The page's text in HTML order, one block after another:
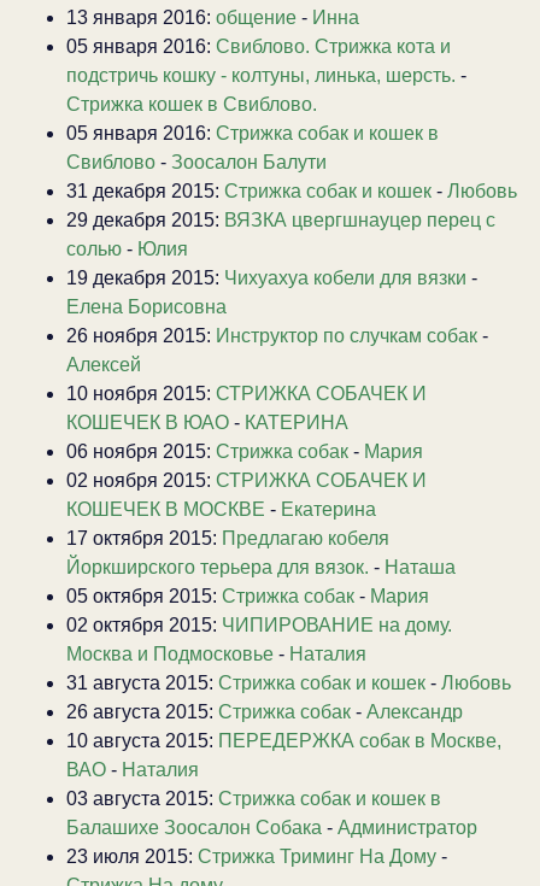
13 января 2016: общение - Инна
05 января 2016: Свиблово. Стрижка кота и
подстричь кошку - колтуны, линька, шерсть. -
Стрижка кошек в Свиблово.
05 января 2016: Стрижка собак и кошек в
Свиблово - Зоосалон Балути
31 декабря 2015: Стрижка собак и кошек - Любовь
29 декабря 2015: ВЯЗКА цвергшнауцер перец с
солью - Юлия
19 декабря 2015: Чихуахуа кобели для вязки -
Елена Борисовна
26 ноября 2015: Инструктор по случкам собак -
Алексей
10 ноября 2015: СТРИЖКА СОБАЧЕК И
КОШЕЧЕК В ЮАО - КАТЕРИНА
06 ноября 2015: Стрижка собак - Мария
02 ноября 2015: СТРИЖКА СОБАЧЕК И
КОШЕЧЕК В МОСКВЕ - Екатерина
17 октября 2015: Предлагаю кобеля
Йоркширского терьера для вязок. - Наташа
05 октября 2015: Стрижка собак - Мария
02 октября 2015: ЧИПИРОВАНИЕ на дому.
Москва и Подмосковье - Наталия
31 августа 2015: Стрижка собак и кошек - Любовь
26 августа 2015: Стрижка собак - Александр
10 августа 2015: ПЕРЕДЕРЖКА собак в Москве,
ВАО - Наталия
03 августа 2015: Стрижка собак и кошек в
Балашихе Зоосалон Собака - Администратор
23 июля 2015: Стрижка Триминг На Дому -